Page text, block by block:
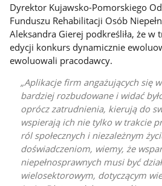
Dyrektor Kujawsko-Pomorskiego
Funduszu Rehabilitacji Osób
Aleksandra Gierej podkreśliła, że w
edycji konkurs dynamicznie
ewoluowali pracodawcy.
Aplikacje firm angażujących się
bardziej rozbudowane i widać
oprócz zatrudnienia, kierują do
wspierają ich nie tylko w trakcie
ról społecznych i niezależnym
doświadczeniom, wiemy, że
niepełnosprawnych musi być
wielosektorowym, dotyczącym